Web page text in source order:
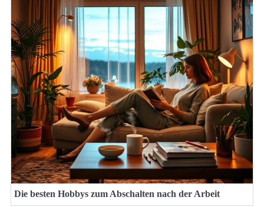
Die besten Hobbys zum Abschalten nach der Arbeit